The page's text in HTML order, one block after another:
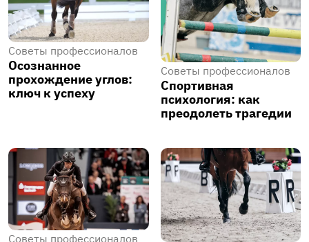
Советы профессионалов
Осознанное
прохождение углов:
ключ к успеху
Советы профессионалов
Спортивная
психология: как
преодолеть трагедии
Советы профессионалов